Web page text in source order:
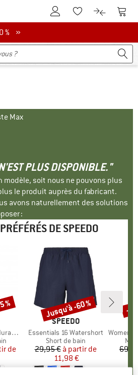
Vers le compte client
Vers la liste
Vers le
% »
Max
PLUS DISPONIBLE."
modèle, soit nous ne pouvons plus
le produit auprès du fabricant.
avons naturellement des solutions
:
DE SPEEDO
de
%
MARQUE
SPEEDO
Article
Essentials 16 Watershort
Product group
Short de bain
Prix
29,95 € Prix réduit
à partir de
11,98 €
Remise
Jusqu'à -60 %
Article
Women's Shaping
-